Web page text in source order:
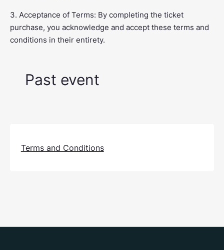
3. Acceptance of Terms: By completing the ticket
purchase, you acknowledge and accept these terms and
conditions in their entirety.
Past event
Terms and Conditions